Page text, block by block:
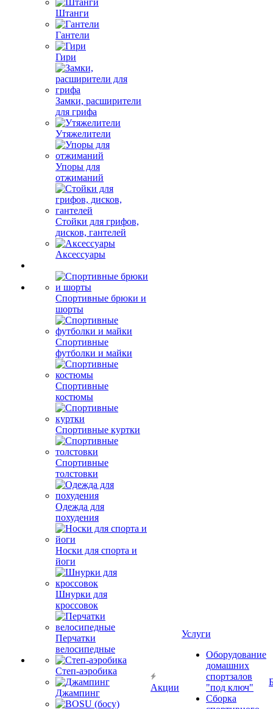
Штанги
Гантели
Гири
Замки, расширители
для грифа
Утяжелители
Упоры для
отжиманий
Стойки для грифов,
дисков, гантелей
Аксессуары
Спортивные брюки и
шорты
Спортивные
футболки и майки
Спортивные
костюмы
Спортивные куртки
Спортивные
толстовки
Одежда для
похудения
Носки для спорта и
йоги
Шнурки для
кроссовок
Перчатки
велосипедные
Степ-аэробика
Джампинг
Акции
Услуги
Оборудование
домашних
спортзалов
"под ключ"
Сборка